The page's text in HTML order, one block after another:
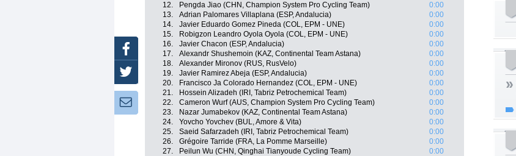
12.
Pengda Jiao (CHN, Champion System Pro Cycling Team)
0:00
13.
Adrian Palomares Villaplana (ESP, Andalucia)
0:00
14.
Javier Eduardo Gomez Pineda (COL, EPM - UNE)
0:00
15.
Robigzon Leandro Oyola Oyola (COL, EPM - UNE)
0:00
16.
Javier Chacon (ESP, Andalucia)
0:00
17.
Alexandr Shushemoin (KAZ, Continental Team Astana)
0:00
18.
Alexander Mironov (RUS, RusVelo)
0:00
19.
Javier Ramirez Abeja (ESP, Andalucia)
0:00
20.
Francisco Ja Colorado Hernandez (COL, EPM - UNE)
0:00
21.
Hossein Alizadeh (IRI, Tabriz Petrochemical Team)
0:00
22.
Cameron Wurf (AUS, Champion System Pro Cycling Team)
0:00
23.
Nazar Jumabekov (KAZ, Continental Team Astana)
0:00
24.
Yovcho Yovchev (BUL, Amore & Vita)
0:00
25.
Saeid Safarzadeh (IRI, Tabriz Petrochemical Team)
0:00
26.
Grégoire Tarride (FRA, La Pomme Marseille)
0:00
27.
Peilun Wu (CHN, Qinghai Tianyoude Cycling Team)
0:00
Facebook
Twitter
Newsletter: